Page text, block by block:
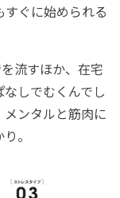
ぐに始められる
流すほか、在宅
しでむくんでし
ンタルと筋肉に
。